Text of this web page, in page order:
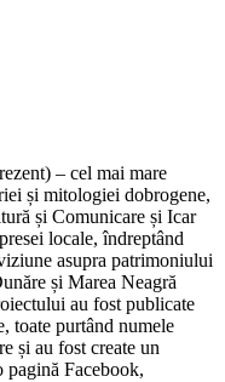
– cel mai mare
și mitologiei dobrogene,
și Comunicare și Icar
locale, îndreptând
asupra patrimoniului
și Marea Neagră
au fost publicate
toate purtând numele
și au fost create un
Facebook,